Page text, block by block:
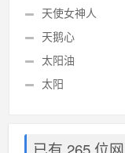
天使女神人
天鹅心
太阳油
太阳